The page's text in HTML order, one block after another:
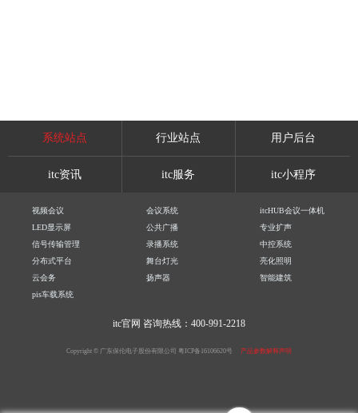
系统站点 行业站点 用户后台
itc资讯 itc服务 itc小程序
视频会议 会议系统
itcHUB会议一体机
LED显示屏
公共广播
专业扩声
信号传输管理
录播系统
中控系统
分布式平台
舞台灯光
亮化照明
云会务
扬声器
智能建筑
pis车载系统
itc官网 咨询热线：400-991-2218
Copyright © 广东保伦电子股份有限公司 粤ICP备16106620号 产品参数解释声明